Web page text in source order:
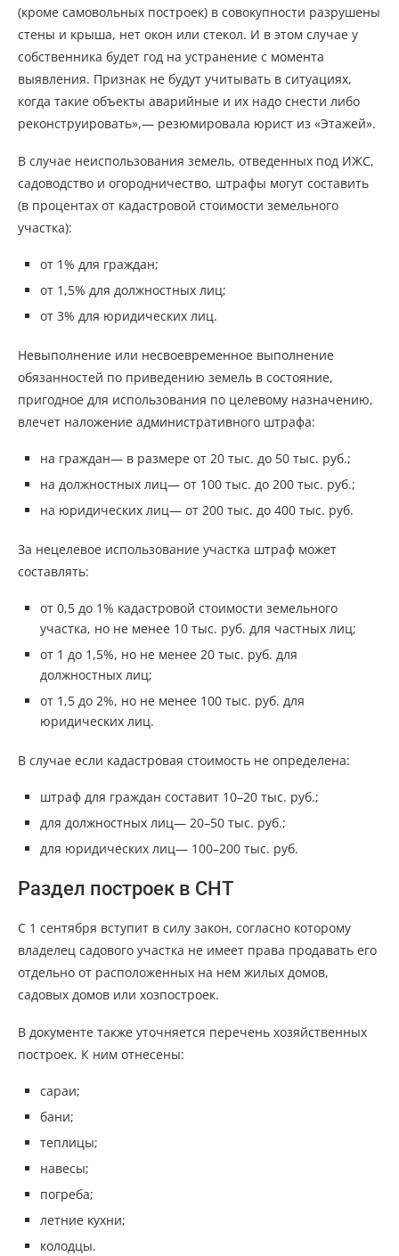
(кроме самовольных построек) в совокупности разрушены
стены и крыша, нет окон или стекол. И в этом случае у
собственника будет год на устранение с момента
выявления. Признак не будут учитывать в ситуациях,
когда такие объекты аварийные и их надо снести либо
реконструировать»,— резюмировала юрист из «Этажей».
В случае неиспользования земель, отведенных под ИЖС,
садоводство и огородничество, штрафы могут составить
(в процентах от кадастровой стоимости земельного
участка):
от 1% для граждан;
от 1,5% для должностных лиц;
от 3% для юридических лиц.
Невыполнение или несвоевременное выполнение
обязанностей по приведению земель в состояние,
пригодное для использования по целевому назначению,
влечет наложение административного штрафа:
на граждан— в размере от 20 тыс. до 50 тыс. руб.;
на должностных лиц— от 100 тыс. до 200 тыс. руб.;
на юридических лиц— от 200 тыс. до 400 тыс. руб.
За нецелевое использование участка штраф может
составлять:
от 0,5 до 1% кадастровой стоимости земельного
участка, но не менее 10 тыс. руб. для частных лиц;
от 1 до 1,5%, но не менее 20 тыс. руб. для
должностных лиц;
от 1,5 до 2%, но не менее 100 тыс. руб. для
юридических лиц.
В случае если кадастровая стоимость не определена:
штраф для граждан составит 10–20 тыс. руб.;
для должностных лиц— 20–50 тыс. руб.;
для юридических лиц— 100–200 тыс. руб.
Раздел построек в СНТ
С 1 сентября вступит в силу закон, согласно которому
владелец садового участка не имеет права продавать его
отдельно от расположенных на нем жилых домов,
садовых домов или хозпостроек.
В документе также уточняется перечень хозяйственных
построек. К ним отнесены:
сараи;
бани;
теплицы;
навесы;
погреба;
летние кухни;
колодцы.